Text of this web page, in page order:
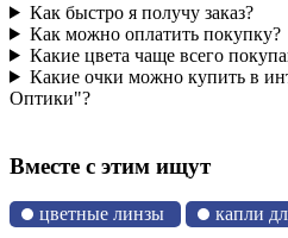
Как быстро я получу заказ?
Как можно оплатить покупку?
Какие цвета чаще всего
Какие очки можно купить в
Оптики"?
Вместе с этим ищут
цветные линзы капли